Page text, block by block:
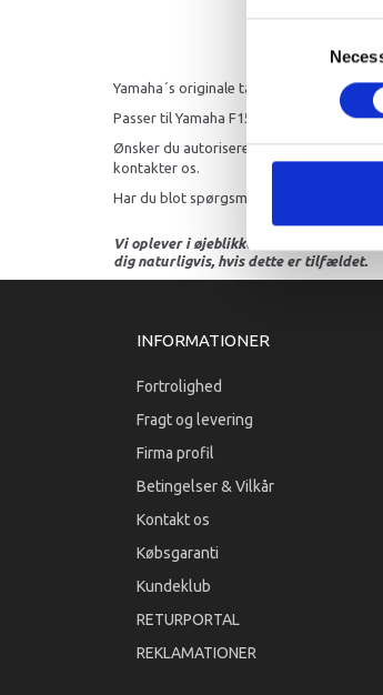
Yamaha´s originale tændrør
Passer til Yamaha F15C/F20B/F25D/
Ønsker du autoriseret service af din
kontakter os.
Har du blot spørgsmål til Yamaha
Vi oplever i øjeblikket store og
dig naturligvis, hvis dette er tilfældet.
INFORMATIONER
Fortrolighed
Fragt og levering
Firma profil
Betingelser & Vilkår
Kontakt os
Købsgaranti
Kundeklub
RETURPORTAL
REKLAMATIONER